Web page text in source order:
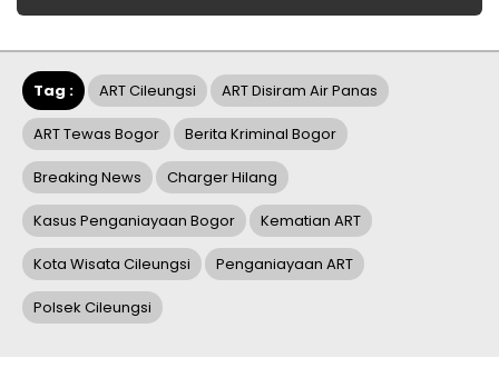
Tag : ART Cileungsi ART Disiram Air Panas
ART Tewas Bogor Berita Kriminal Bogor
Breaking News Charger Hilang
Kasus Penganiayaan Bogor Kematian ART
Kota Wisata Cileungsi Penganiayaan ART
Polsek Cileungsi